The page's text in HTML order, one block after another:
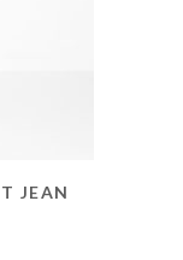
JEAN